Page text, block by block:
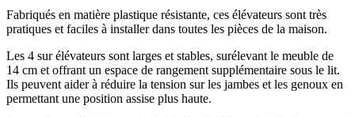
Fabriqués en matière plastique résistante, ces élévateurs sont très
pratiques et faciles à installer dans toutes les pièces de la maison.
Les 4 sur élévateurs sont larges et stables, surélevant le meuble de
14 cm et offrant un espace de rangement supplémentaire sous le lit.
Ils peuvent aider à réduire la tension sur les jambes et les genoux en
permettant une position assise plus haute.